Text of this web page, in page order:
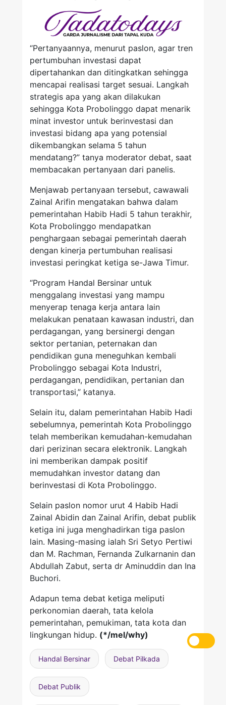
“Pertanyaannya, menurut paslon, agar tren
pertumbuhan investasi dapat
dipertahankan dan ditingkatkan sehingga
mencapai realisasi target sesuai. Langkah
strategis apa yang akan dilakukan
sehingga Kota Probolinggo dapat menarik
minat investor untuk berinvestasi dan
investasi bidang apa yang potensial
dikembangkan selama 5 tahun
mendatang?” tanya moderator debat, saat
membacakan pertanyaan dari panelis.
Menjawab pertanyaan tersebut, cawawali
Zainal Arifin mengatakan bahwa dalam
pemerintahan Habib Hadi 5 tahun terakhir,
Kota Probolinggo mendapatkan
penghargaan sebagai pemerintah daerah
dengan kinerja pertumbuhan realisasi
investasi peringkat ketiga se-Jawa Timur.
“Program Handal Bersinar untuk
menggalang investasi yang mampu
menyerap tenaga kerja antara lain
melakukan penataan kawasan industri, dan
perdagangan, yang bersinergi dengan
sektor pertanian, peternakan dan
pendidikan guna meneguhkan kembali
Probolinggo sebagai Kota Industri,
perdagangan, pendidikan, pertanian dan
transportasi,” katanya.
Selain itu, dalam pemerintahan Habib Hadi
sebelumnya, pemerintah Kota Probolinggo
telah memberikan kemudahan-kemudahan
dari perizinan secara elektronik. Langkah
ini memberikan dampak positif
memudahkan investor datang dan
berinvestasi di Kota Probolinggo.
Selain paslon nomor urut 4 Habib Hadi
Zainal Abidin dan Zainal Arifin, debat publik
ketiga ini juga menghadirkan tiga paslon
lain. Masing-masing ialah Sri Setyo Pertiwi
dan M. Rachman, Fernanda Zulkarnanin dan
Abdullah Zabut, serta dr Aminuddin dan Ina
Buchori.
Adapun tema debat ketiga meliputi
perkonomian daerah, tata kelola
pemerintahan, pemukiman, tata kota dan
lingkungan hidup. (*/mel/why)
Handal Bersinar Debat Pilkada
Debat Publik